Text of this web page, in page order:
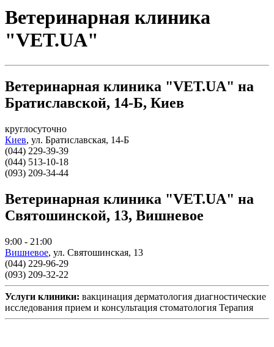
Ветеринарная клиника
"VET.UA"
Ветеринарная клиника "VET.UA" на
Братиславской, 14-Б, Киев
круглосуточно
Киев, ул. Братиславская, 14-Б
(044) 229-39-39
(044) 513-10-18
(093) 209-34-44
Ветеринарная клиника "VET.UA" на
Святошинской, 13, Вишневое
9:00 - 21:00
Вишневое, ул. Святошинская, 13
(044) 229-96-29
(093) 209-32-22
Услуги клиники: вакцинация дерматология диагностические
исследования прием и консультация стоматология Терапия